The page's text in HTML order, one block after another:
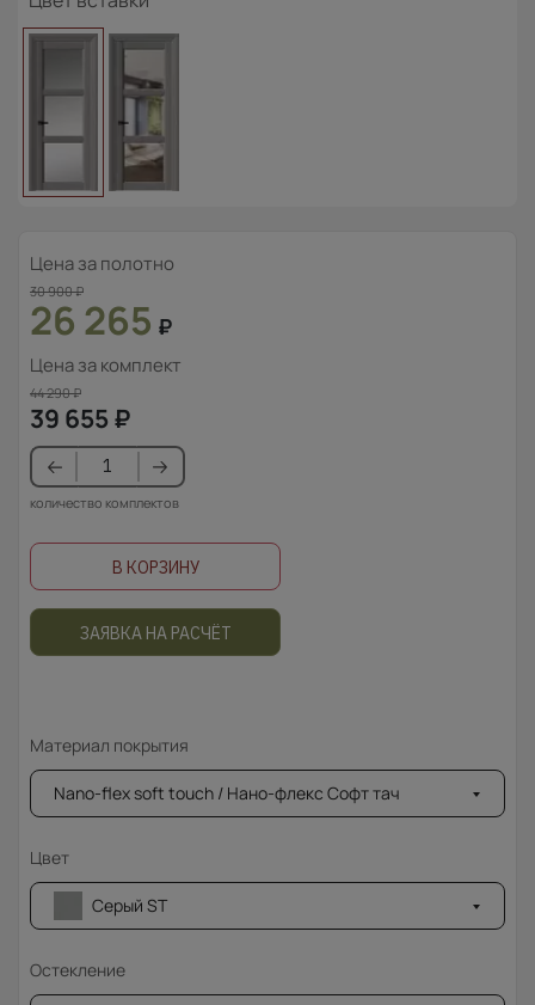
Цена за полотно
30 900₽
26 265 ₽
Цена за комплект
44 290₽
39 655₽
количество комплектов
В КОРЗИНУ
ЗАЯВКА НА РАСЧЁТ
Материал покрытия
Nano-flex soft touch / Нано-флекс Софт тач
Цвет
Серый ST
Остекление